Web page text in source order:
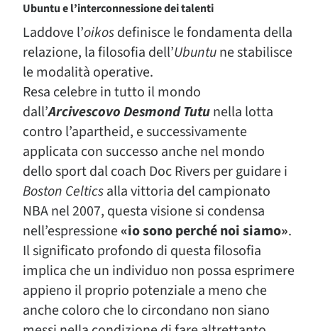
Ubuntu e l’interconnessione dei talenti
Laddove l’oikosdefinisce le fondamenta della
relazione, la filosofia dell’Ubuntune stabilisce
le modalità operative.
Resa celebre in tutto il mondo
dall’Arcivescovo Desmond Tutunella lotta
contro l’apartheid, e successivamente
applicata con successo anche nel mondo
dello sport dal coach Doc Rivers per guidare i
Boston Celticsalla vittoria del campionato
NBA nel 2007, questa visione si condensa
nell’espressione«io sono perché noi siamo».
Il significato profondo di questa filosofia
implica che un individuo non possa esprimere
appieno il proprio potenziale a meno che
anche coloro che lo circondano non siano